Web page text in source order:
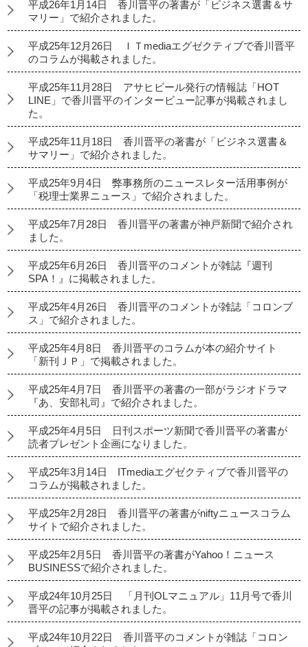
平成26年1月14日 香川晋平の著書が「ビジネス選書＆サ
マリー」で紹介されました。
平成25年12月26日 ＩＴmediaエグゼクティブで香川晋平
のコラムが掲載されました。
平成25年11月28日 アサヒビール発行の情報誌「HOT
LINE」で香川晋平のインタービュー記事が掲載されまし
た。
平成25年11月18日 香川晋平の著書が「ビジネス選書＆
サマリー」で紹介されました。
平成25年9月4日 弊事務所のニュースレター活用事例が
「税理士業界ニュース」で紹介されました。
平成25年7月28日 香川晋平の著書が神戸新聞で紹介され
ました。
平成25年6月26日 香川晋平のコメントが雑誌『週刊
SPA！』に掲載されました。
平成25年4月26日 香川晋平のコメントが雑誌「コロンブ
ス」で紹介されました。
平成25年4月8日 香川晋平のコラムが本の紹介サイト
「新刊ＪＰ」で掲載されました。
平成25年4月7日 香川晋平の著書の一部がラジオドラマ
『あ、安部礼司』で紹介されました。
平成25年4月5日 日刊スポーツ新聞で香川晋平の著書が
読者プレゼント企画になりました。
平成25年3月14日 ITmediaエグゼクティブで香川晋平の
コラムが掲載されました。
平成25年2月28日 香川晋平の著書がniftyニュースコラム
サイトで紹介されました。
平成25年2月5日 香川晋平の著書がYahoo！ニュース
BUSINESSで紹介されました。
平成24年10月25日 「月刊OLマニュアル」11月号で香川
晋平の記事が掲載されました。
平成24年10月22日 香川晋平のコメントが雑誌「コロン